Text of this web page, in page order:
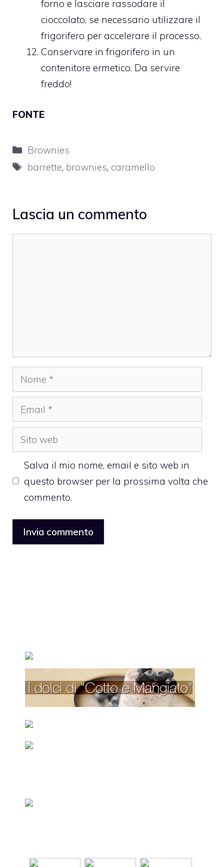
forno e lasciare rassodare il
cioccolato, se necessario utilizzare il
frigorifero per accelerare il processo.
Conservare in frigorifero in un
contenitore ermetico. Da servire
freddo!
FONTE
Categorie
Brownies
Tag
barrette, brownies, caramello
Lascia un commento
Nome
Email
Sito
web
Salva il mio nome, email e sito web in
questo browser per la prossima volta che
commento.